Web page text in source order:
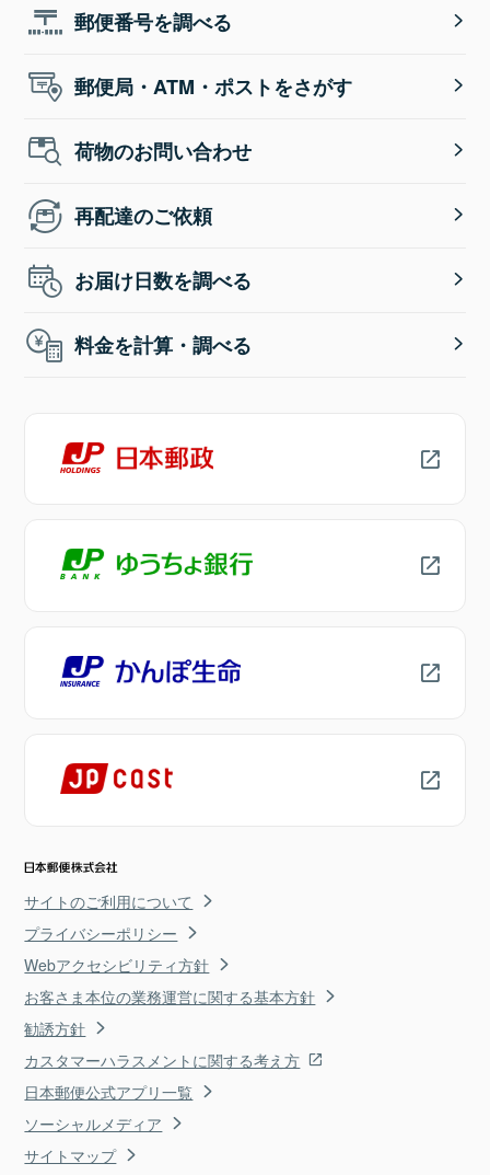
郵便番号を調べる
郵便局・ATM・ポストをさがす
荷物のお問い合わせ
再配達のご依頼
お届け日数を調べる
料金を計算・調べる
サイトのご利用について
プライバシーポリシー
Webアクセシビリティ方針
お客さま本位の業務運営に関する基本方針
勧誘方針
カスタマーハラスメントに関する考え方
日本郵便公式アプリ一覧
ソーシャルメディア
サイトマップ